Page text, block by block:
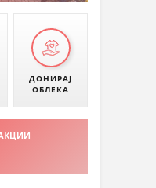
ДОНИРАЈ
ОБЛЕКА